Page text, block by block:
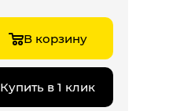
В корзину
Купить в 1 клик